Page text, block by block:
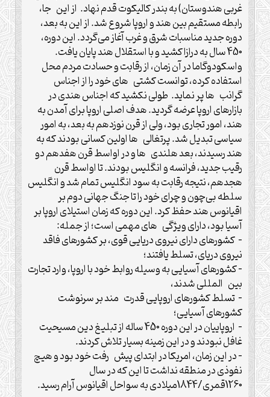
غربی هندوستان) به بندر کالیکوت قدم نهاد. از این جا،
رابطه مستقیم بین هند و اروپا شروع شد. از این به بعد،
دوره جدید مناسبات شرق و غرب آغاز می‌گردد. این دوره،
450 سال به درازا کشید و با استقلال هند پایان یافت.
واسکودوگاما در آن زمان، از رقابت و حسادت مردم محل
استفاده کرده، توانست کشتی های خود را از اجناس
گرانب ها پر نماید. طولی نکشید که اجناس هندی در
بازارهای اروپا عرضه گردید. هدف اصلی اروپا برای آمدن به
هند، امور تجاری بود، ولی از قرن نوزدهم به بعد، به امور
سیاسی تبدیل شد. پرتغالی ها اولین کسانی بودند که به
هند رسیدند، بعد هلندی ها و در اواسط قرن هفدهم دو
رقیب جدید، فرانسه و انگلیس بودند. تا اواسط قرن
هجدهم، نتیجه رقابت به سود انگلیس تمام شد و انگلیس
سلطه بی‌چون و چرای خود را تا جنگ جهانی دوم بر
اقیانوس هند حفظ کرد. این دوره که زمان استیلای اروپا بر
آسیا بود، دارای ویژگی های مهمی است؛ از جمله:
– کشورهای دارای نیروی دریایی قوی، بر کشورهای فاقد
نیروی دریای، تسلط یافتند؛
– کشورهای آسیایی به وسیله روابط خود با اروپا، وارد تجارت
بین المللی شدند،
– تسلط کشورهای اروپایی قدرت مند بر سرنوشت
کشورهای آسیایی؛
– اروپاییان در این دوره 450 ساله از تبلیغ دین مسیحیت
غافل نبودند و در این زمینه بسیار تلاش کردند.
– در این زمان، امریکا در ابتدای پیش رفت خود بود و هیچ
نفوذی در منطقه نداشت تا این که در سال
1260قمری/1844میلادی به سواحل اقیانوس آرام رسید.